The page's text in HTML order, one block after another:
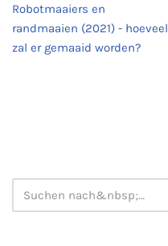
Robotmaaiers en
randmaaien (2021) - hoeveel
zal er gemaaid worden?